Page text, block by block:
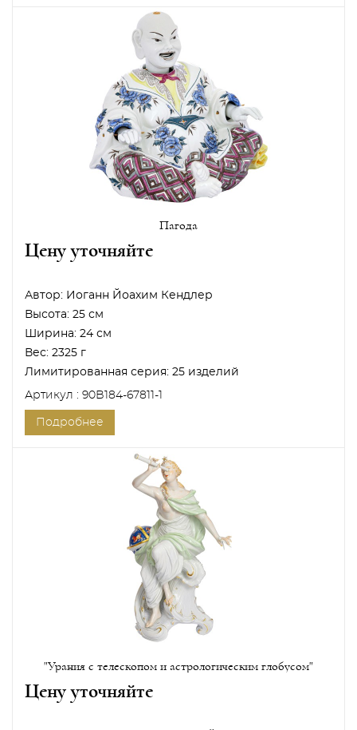
Пагода
Цену уточняйте
Автор: Иоганн Йоахим Кендлер
Высота: 25 см
Ширина: 24 см
Вес: 2325 г
Лимитированная серия: 25 изделий
Артикул : 90B184-67811-1
Подробнее
"Урания с телескопом и астрологическим глобусом"
Цену уточняйте